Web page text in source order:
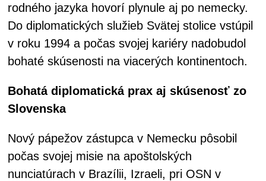
rodného jazyka hovorí plynule aj po nemecky.
Do diplomatických služieb Svätej stolice vstúpil
v roku 1994 a počas svojej kariéry nadobudol
bohaté skúsenosti na viacerých kontinentoch.
Bohatá diplomatická prax aj skúsenosť zo
Slovenska
Nový pápežov zástupca v Nemecku pôsobil
počas svojej misie na apoštolských
nunciatúrach v Brazílii, Izraeli, pri OSN v